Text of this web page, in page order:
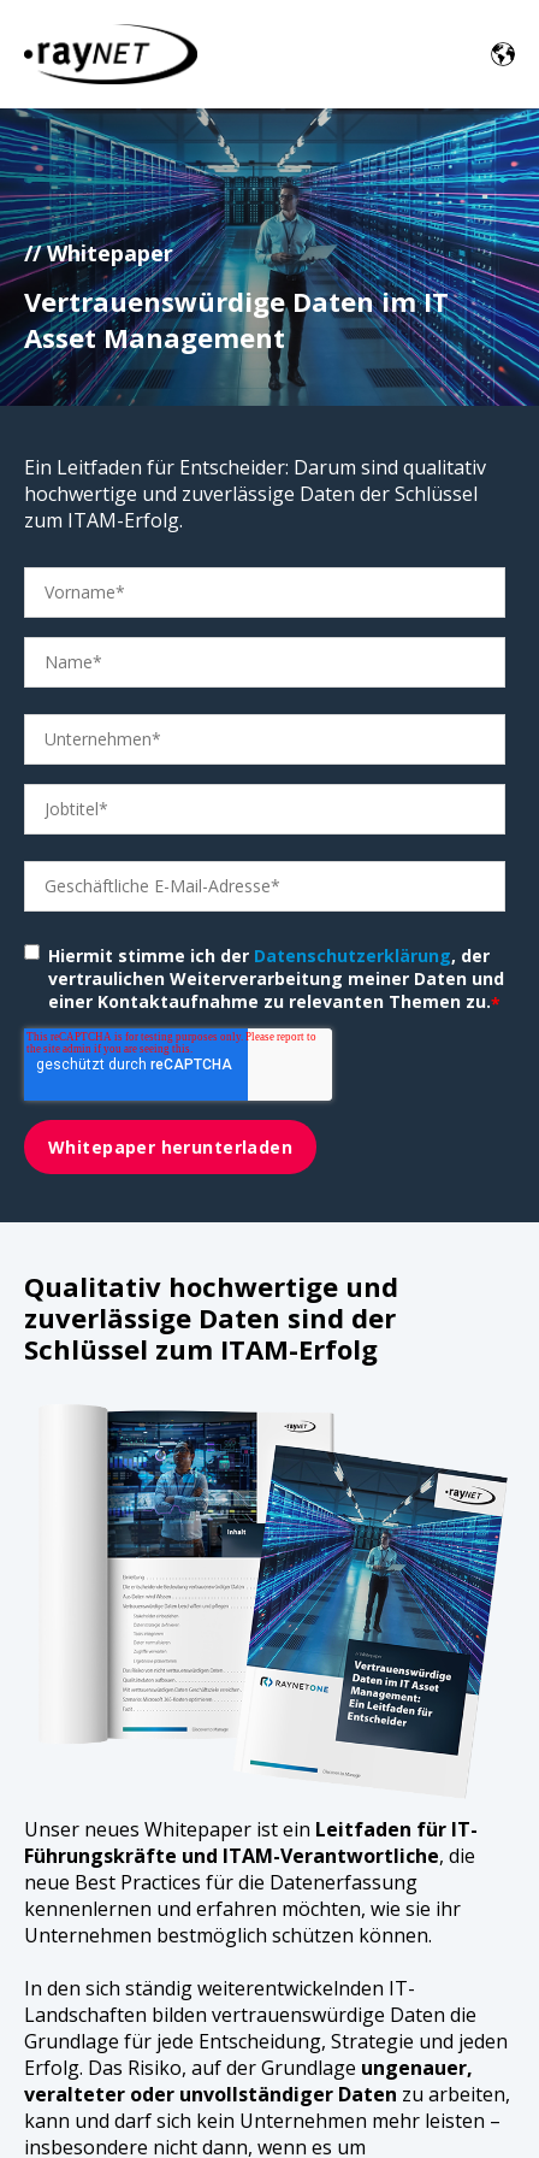
// Whitepaper
Vertrauenswürdige Daten im IT
Asset Management
Ein Leitfaden für Entscheider: Darum sind qualitativ
hochwertige und zuverlässige Daten der Schlüssel
zum ITAM-Erfolg.
Hiermit stimme ich der Datenschutzerklärung, der
vertraulichen Weiterverarbeitung meiner Daten und
einer Kontaktaufnahme zu relevanten Themen zu.*
Qualitativ hochwertige und
zuverlässige Daten sind der
Schlüssel zum ITAM-Erfolg
Unser neues Whitepaper ist ein Leitfaden für IT-
Führungskräfte und ITAM-Verantwortliche, die
neue Best Practices für die Datenerfassung
kennenlernen und erfahren möchten, wie sie ihr
Unternehmen bestmöglich schützen können.
In den sich ständig weiterentwickelnden IT-
Landschaften bilden vertrauenswürdige Daten die
Grundlage für jede Entscheidung, Strategie und jeden
Erfolg. Das Risiko, auf der Grundlage ungenauer,
veralteter oder unvollständiger Daten zu arbeiten,
kann und darf sich kein Unternehmen mehr leisten –
insbesondere nicht dann, wenn es um